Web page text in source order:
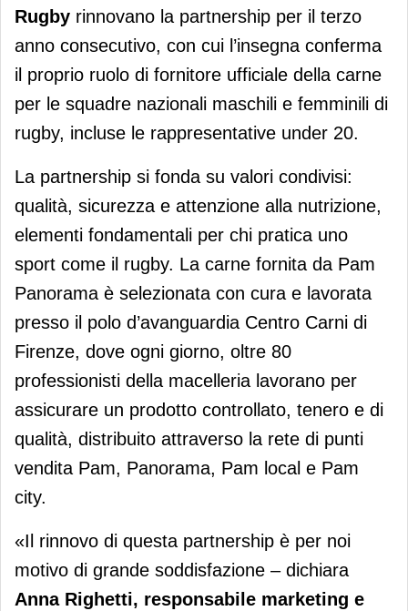
Rugby rinnovano la partnership per il terzo
anno consecutivo, con cui l’insegna conferma
il proprio ruolo di fornitore ufficiale della carne
per le squadre nazionali maschili e femminili di
rugby, incluse le rappresentative under 20.
La partnership si fonda su valori condivisi:
qualità, sicurezza e attenzione alla nutrizione,
elementi fondamentali per chi pratica uno
sport come il rugby. La carne fornita da Pam
Panorama è selezionata con cura e lavorata
presso il polo d’avanguardia Centro Carni di
Firenze, dove ogni giorno, oltre 80
professionisti della macelleria lavorano per
assicurare un prodotto controllato, tenero e di
qualità, distribuito attraverso la rete di punti
vendita Pam, Panorama, Pam local e Pam
city.
«Il rinnovo di questa partnership è per noi
motivo di grande soddisfazione – dichiara
Anna Righetti, responsabile marketing e